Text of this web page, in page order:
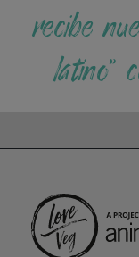
recibe
latino”